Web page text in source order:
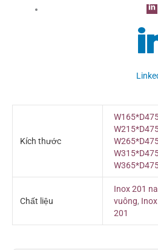
Kích thước
Chất liệu
Inox 201
vuông,
201